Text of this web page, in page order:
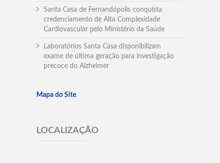
Santa Casa de Fernandópolis conquista
credenciamento de Alta Complexidade
Cardiovascular pelo Ministério da Saúde
Laboratórios Santa Casa disponibilizam
exame de última geração para investigação
precoce do Alzheimer
Mapa do Site
LOCALIZAÇÃO